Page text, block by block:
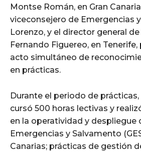
Montse Román, en Gran
viceconsejero de Emergencias
Lorenzo, y el director general
Fernando Figuereo, en
acto simultáneo de
en prácticas.
Durante el periodo de
cursó 500 horas lectivas y
en la operatividad y despliegue
Emergencias y Salvamento
Canarias; prácticas de gestión